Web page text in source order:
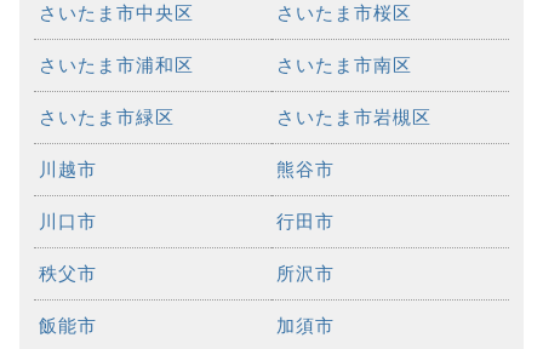
さいたま市中央区 さいたま市桜区
さいたま市浦和区 さいたま市南区
さいたま市緑区 さいたま市岩槻区
川越市 熊谷市
川口市 行田市
秩父市 所沢市
飯能市 加須市